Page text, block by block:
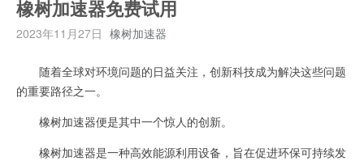
橡树加速器免费试用
2023年11月27日 橡树加速器
随着全球对环境问题的日益关注，创新科技成为解决这些问题
的重要路径之一。
橡树加速器便是其中一个惊人的创新。
橡树加速器是一种高效能源利用设备，旨在促进环保可持续发